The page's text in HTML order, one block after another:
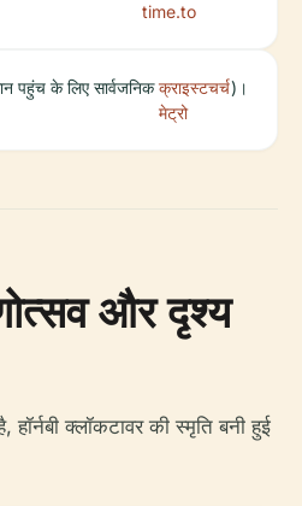
time.to
पहुंच के लिए सार्वजनिक क्राइस्टचर्च
मेट्रो
)।
और दृश्य
क्लॉकटावर की स्मृति बनी हुई